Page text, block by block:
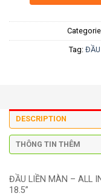
Tag: ĐẦU
DESCRIPTION
THÔNG TIN THÊM
ĐẦU LIỀN MÀN – ALL
18.5”